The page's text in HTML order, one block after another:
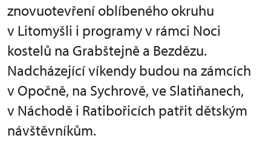
znovuotevření oblíbeného okruhu
v Litomyšli i programy v rámci Noci
kostelů na Grabštejně a Bezdězu.
Nadcházející víkendy budou na zámcích
v Opočně, na Sychrově, ve Slatiňanech,
v Náchodě i Ratibořicích patřit dětským
návštěvníkům.